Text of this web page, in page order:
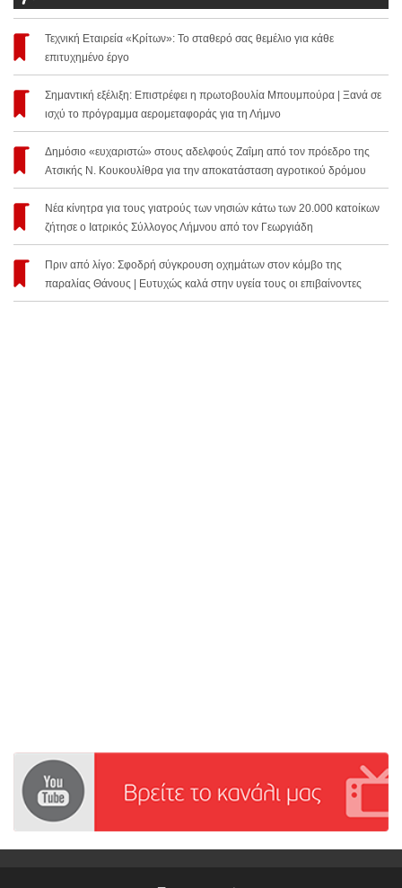
Τεχνική Εταιρεία «Κρίτων»: Το σταθερό σας θεμέλιο για κάθε
επιτυχημένο έργο
Σημαντική εξέλιξη: Επιστρέφει η πρωτοβουλία Μπουμπούρα | Ξανά σε
ισχύ το πρόγραμμα αερομεταφοράς για τη Λήμνο
Δημόσιο «ευχαριστώ» στους αδελφούς Ζαΐμη από τον πρόεδρο της
Ατσικής Ν. Κουκουλίθρα για την αποκατάσταση αγροτικού δρόμου
Νέα κίνητρα για τους γιατρούς των νησιών κάτω των 20.000 κατοίκων
ζήτησε ο Ιατρικός Σύλλογος Λήμνου από τον Γεωργιάδη
Πριν από λίγο: Σφοδρή σύγκρουση οχημάτων στον κόμβο της
παραλίας Θάνους | Ευτυχώς καλά στην υγεία τους οι επιβαίνοντες